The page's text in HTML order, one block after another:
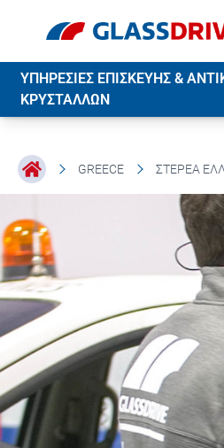
ΥΠΗΡΕΣΙΕΣ ΕΠΙΣΚΕΥΗΣ &
ΚΡΥΣΤΑΛΛΩΝ
GREECE ΣΤΕΡΕΆ